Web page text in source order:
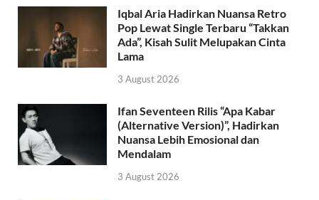
Iqbal Aria Hadirkan Nuansa Retro
Pop Lewat Single Terbaru “Takkan
Ada”, Kisah Sulit Melupakan Cinta
Lama
3 August 2026
Ifan Seventeen Rilis “Apa Kabar
(Alternative Version)”, Hadirkan
Nuansa Lebih Emosional dan
Mendalam
3 August 2026